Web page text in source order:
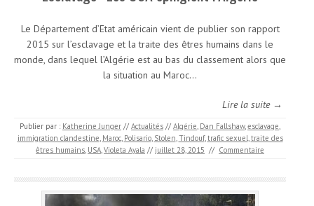
Le Département d’Etat américain vient de publier son rapport
2015 sur l’esclavage et la traite des êtres humains dans le
monde, dans lequel l’Algérie est au bas du classement alors que
la situation au Maroc…
Lire la suite →
Publier par : Katherine Junger // Actualités // Algérie, Dan Fallshaw,esclavage,
immigration clandestine, Maroc, Polisario, Stolen,Tindouf,trafic sexuel,traite des
êtres humains, USA,Violeta Ayala // juillet 28, 2015 // Commentaire